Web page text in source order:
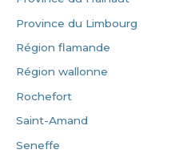
Province du Limbourg
Région flamande
Région wallonne
Rochefort
Saint-Amand
Seneffe